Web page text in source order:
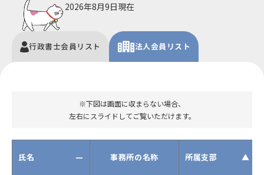
2026年8月9日現在
行政書士会員リスト 法人会員リスト
※下図は画面に収まらない場合、
左右にスライドしてご覧いただけます。
氏名 — 事務所の名称 所属支部 ▲